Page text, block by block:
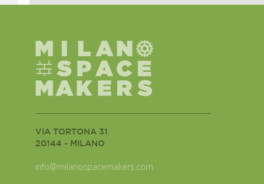
VIA TORTONA 31
20144 - MILANO
info@milanospacemakers.com